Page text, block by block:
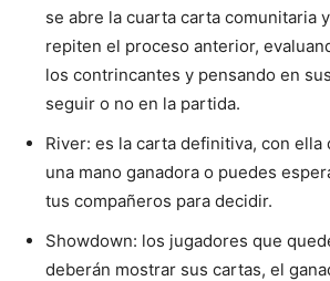
se abre la cuarta carta comunitaria
repiten el proceso anterior,
los contrincantes y pensando en
seguir o no en la partida.
River: es la carta definitiva, con
una mano ganadora o puedes
tus compañeros para decidir.
Showdown: los jugadores que
deberán mostrar sus cartas, el